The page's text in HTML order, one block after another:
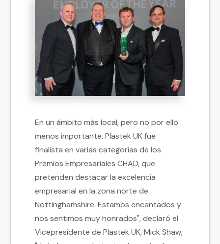
En un ámbito más local, pero no por ello
menos importante, Plastek UK fue
finalista en varias categorías de los
Premios Empresariales CHAD, que
pretenden destacar la excelencia
empresarial en la zona norte de
Nottinghamshire. Estamos encantados y
nos sentimos muy honrados", declaró el
Vicepresidente de Plastek UK, Mick Shaw,